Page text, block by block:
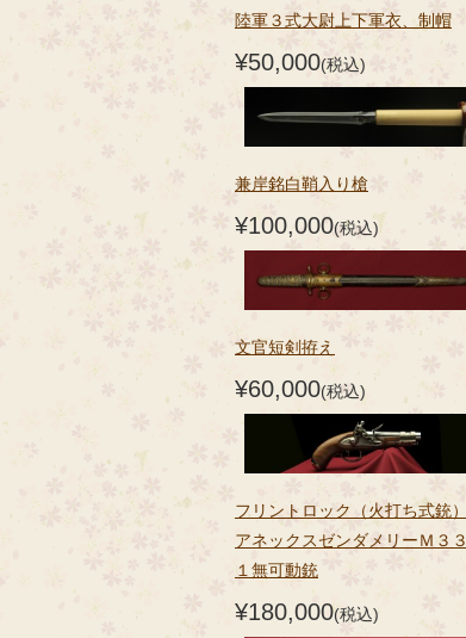
陸軍３式大尉上下軍衣、制帽
¥50,000(税込)
兼岸銘白鞘入り槍
¥100,000(税込)
文官短剣拵え
¥60,000(税込)
フリントロック（火打ち式銃）
アネックスゼンダメリーＭ３３
１無可動銃
¥180,000(税込)